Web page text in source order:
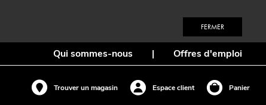
FERMER
Qui sommes-nous | Offres d'emploi
Trouver un magasin Espace client Panier